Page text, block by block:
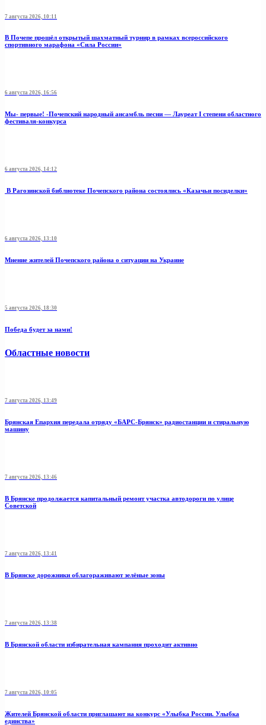
7 августа 2026, 10:11
В Почепе прошёл открытый шахматный турнир в рамках всероссийского
спортивного марафона «Сила России»
6 августа 2026, 16:56
Мы- первые! -Почепский народный ансамбль песни — Лауреат I степени областного
фестиваля-конкурса
6 августа 2026, 14:12
В Рагозинской библиотеке Почепского района состоялись «Казачьи посиделки»
6 августа 2026, 13:10
Мнение жителей Почепского района о ситуации на Украине
5 августа 2026, 18:30
Победа будет за нами!
Областные новости
7 августа 2026, 13:49
Брянская Епархия передала отряду «БАРС-Брянск» радиостанции и стиральную
машину
7 августа 2026, 13:46
В Брянске продолжается капитальный ремонт участка автодороги по улице
Советской
7 августа 2026, 13:41
В Брянске дорожники облагораживают зелёные зоны
7 августа 2026, 13:38
В Брянской области избирательная кампания проходит активно
7 августа 2026, 10:05
Жителей Брянской области приглашают на конкурс «Улыбка России. Улыбка
единства»